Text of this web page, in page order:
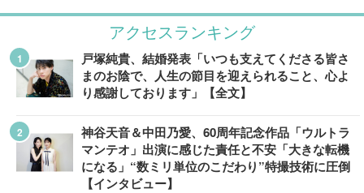
アクセスランキング
戸塚純貴、結婚発表「いつも支えてくださる皆さ
まのお陰で、人生の節目を迎えられること、心よ
り感謝しております」【全文】
神谷天音＆中田乃愛、60周年記念作品「ウルトラ
マンテオ」出演に感じた責任と不安「大きな転機
になる」“数ミリ単位のこだわり”特撮技術に圧倒
【インタビュー】